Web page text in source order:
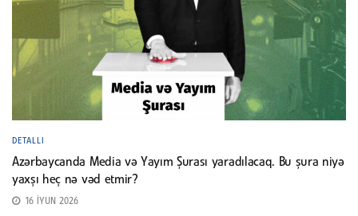
DETALLI
Azərbaycanda Media və Yayım Şurası yaradılacaq. Bu şura niyə
yaxşı heç nə vəd etmir?
16 İYUN 2026